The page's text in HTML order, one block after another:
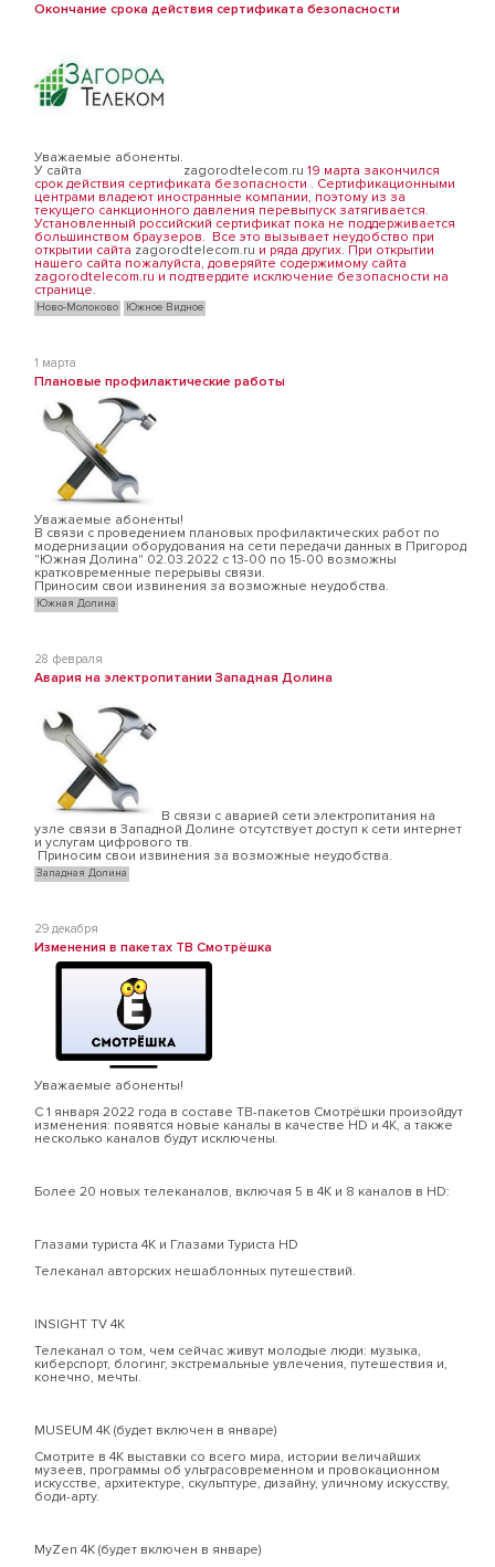
Окончание срока действия сертификата безопасности
Уважаемые абоненты.
У сайта
zagorodtelecom.ru 19 марта закончился
срок действия сертификата безопасности . Сертификационными
центрами владеют иностранные компании, поэтому из за
текущего санкционного давления перевыпуск затягивается.
Установленный российский сертификат пока не поддерживается
большинством браузеров. Все это вызывает неудобство при
открытии сайта zagorodtelecom.ru и ряда других. При открытии
нашего сайта пожалуйста, доверяйте содержимому сайта
zagorodtelecom.ru и подтвердите исключение безопасности на
странице.
Ново-Молоково Южное Видное
1 марта
Плановые профилактические работы
Уважаемые абоненты!
В связи с проведением плановых профилактических работ по
модернизации оборудования на сети передачи данных в Пригород
"Южная Долина" 02.03.2022 c 13-00 по 15-00 возможны
кратковременные перерывы связи.
Приносим свои извинения за возможные неудобства.
Южная Долина
28 февраля
Авария на электропитании Западная Долина
В связи с аварией сети электропитания на
узле связи в Западной Долине отсутствует доступ к сети интернет
и услугам цифрового тв.
Приносим свои извинения за возможные неудобства.
Западная Долина
29 декабря
Изменения в пакетах ТВ Смотрёшка
Уважаемые абоненты!
С 1 января 2022 года в составе ТВ-пакетов Смотрёшки произойдут
изменения: появятся новые каналы в качестве HD и 4К, а также
несколько каналов будут исключены.
Более 20 новых телеканалов, включая 5 в 4К и 8 каналов в HD:
Глазами туриста 4К и Глазами Туриста HD
Телеканал авторских нешаблонных путешествий.
INSIGHT TV 4K
Телеканал о том, чем сейчас живут молодые люди: музыка,
киберспорт, блогинг, экстремальные увлечения, путешествия и,
конечно, мечты.
MUSEUM 4К (будет включен в январе)
Смотрите в 4К выставки со всего мира, истории величайших
музеев, программы об ультрасовременном и провокационном
искусстве, архитектуре, скульптуре, дизайну, уличному искусству,
боди-арту.
MyZen 4К (будет включен в январе)